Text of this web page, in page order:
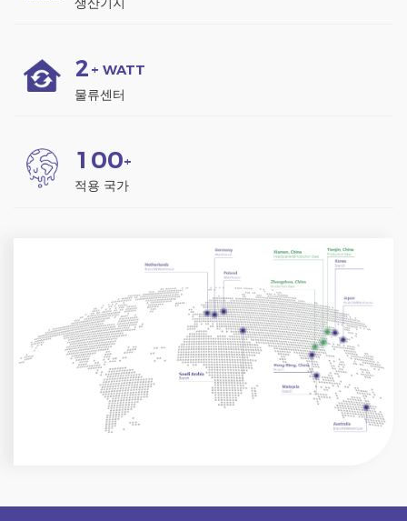
2 + WATT
물류센터
1 00+
적용 국가